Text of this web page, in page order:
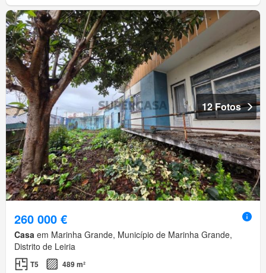
12 Fotos
260 000 €
Casa em Marinha Grande, Município de Marinha Grande,
Distrito de Leiria
T5 489 m²